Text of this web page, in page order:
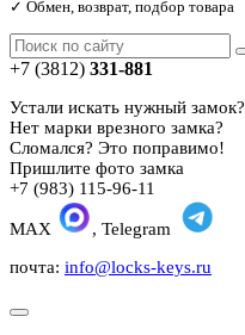
✓ Обмен, возврат, подбор товара
+7 (3812) 331-881
Устали искать нужный замок?
Нет марки врезного замка?
Сломался? Это поправимо!
Пришлите фото замка
+7 (983) 115-96-11
MAX
, Telegram
почта: info@locks-keys.ru